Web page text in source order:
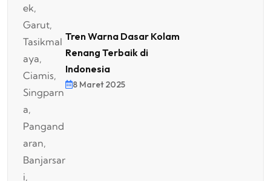
Tren Warna Dasar Kolam
Renang Terbaik di
Indonesia
8 Maret 2025